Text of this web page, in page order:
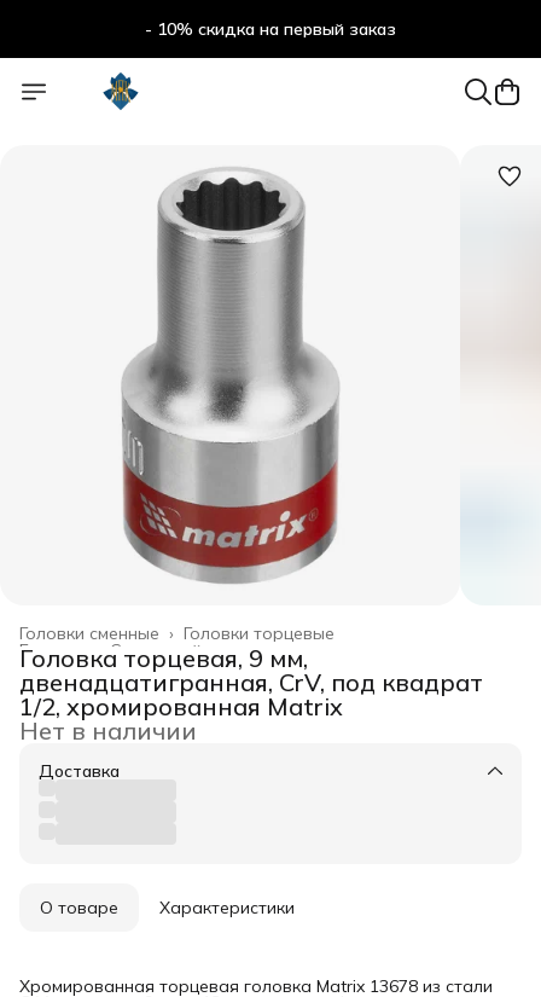
- 10% скидка на первый заказ
Головки торцевые
Головки сменные ›
Слесарный инструмент
Главная ›
Головка торцевая, 9 мм,
двенадцатигранная, CrV, под квадрат
1/2, хромированная Matrix
Нет в наличии
Доставка
О товаре Характеристики
Хромированная торцевая головка Matrix 13678 из стали